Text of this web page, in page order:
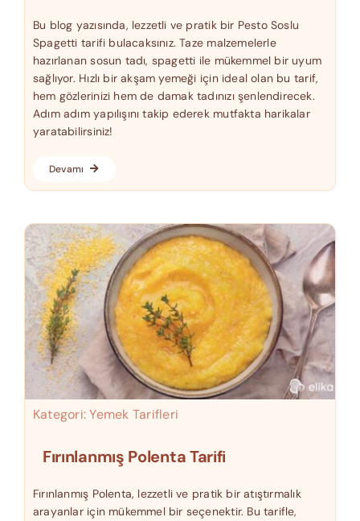
Bu blog yazısında, lezzetli ve pratik bir Pesto Soslu
Spagetti tarifi bulacaksınız. Taze malzemelerle
hazırlanan sosun tadı, spagetti ile mükemmel bir uyum
sağlıyor. Hızlı bir akşam yemeği için ideal olan bu tarif,
hem gözlerinizi hem de damak tadınızı şenlendirecek.
Adım adım yapılışını takip ederek mutfakta harikalar
yaratabilirsiniz!
Devamı
Kategori:Yemek Tarifleri
Fırınlanmış Polenta Tarifi
Fırınlanmış Polenta, lezzetli ve pratik bir atıştırmalık
arayanlar için mükemmel bir seçenektir. Bu tarifle,